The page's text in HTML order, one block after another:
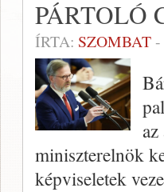
PÁRTOLÓ
ÍRTA: SZOMBAT-
miniszterelnök
képviseletek